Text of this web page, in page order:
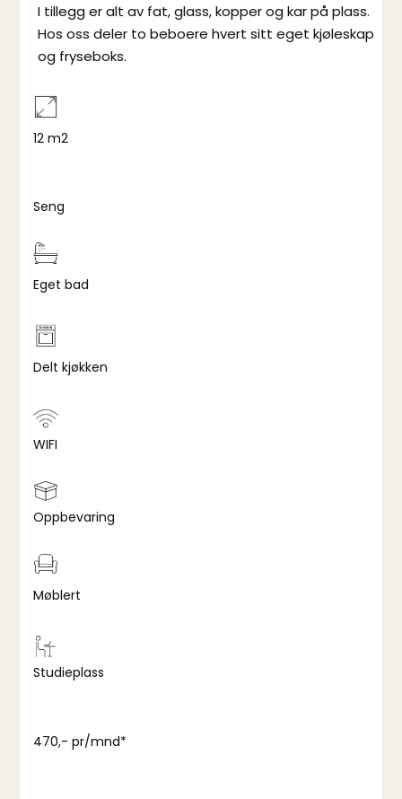
I tillegg er alt av fat, glass, kopper og kar på plass.
Hos oss deler to beboere hvert sitt eget kjøleskap
og fryseboks.
12 m2
Seng
Eget bad
Delt kjøkken
WIFI
Oppbevaring
Møblert
Studieplass
470,- pr/mnd*